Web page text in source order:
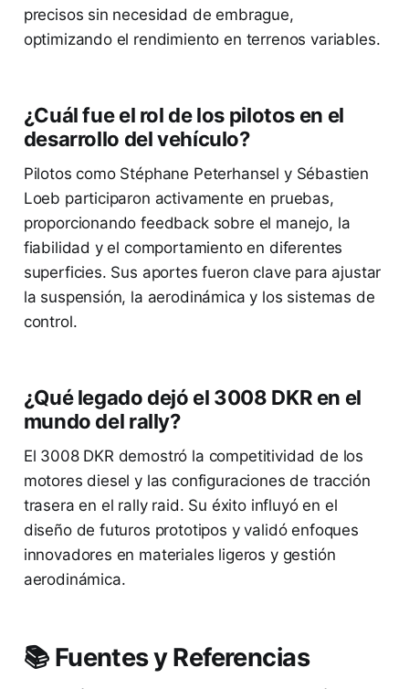
precisos sin necesidad de embrague,
optimizando el rendimiento en terrenos variables.
¿Cuál fue el rol de los pilotos en el
desarrollo del vehículo?
Pilotos como Stéphane Peterhansel y Sébastien
Loeb participaron activamente en pruebas,
proporcionando feedback sobre el manejo, la
fiabilidad y el comportamiento en diferentes
superficies. Sus aportes fueron clave para ajustar
la suspensión, la aerodinámica y los sistemas de
control.
¿Qué legado dejó el 3008 DKR en el
mundo del rally?
El 3008 DKR demostró la competitividad de los
motores diesel y las configuraciones de tracción
trasera en el rally raid. Su éxito influyó en el
diseño de futuros prototipos y validó enfoques
innovadores en materiales ligeros y gestión
aerodinámica.
📚 Fuentes y Referencias